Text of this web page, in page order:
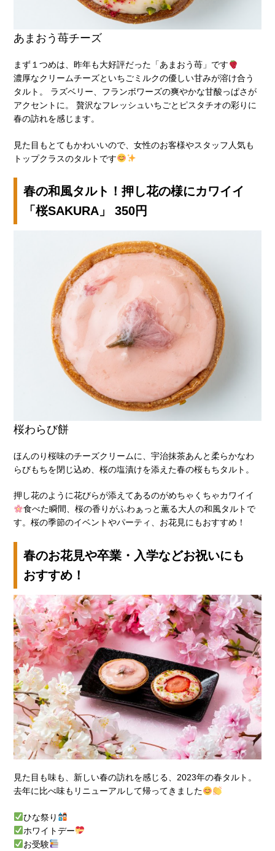
あまおう苺チーズ
まず１つめは、昨年も大好評だった「あまおう苺」です
濃厚なクリームチーズといちごミルクの優しい甘みが溶け合う
タルト。 ラズベリー、フランボワーズの爽やかな甘酸っぱさが
アクセントに。 贅沢なフレッシュいちごとピスタチオの彩りに
春の訪れを感じます。
見た目もとてもかわいいので、女性のお客様やスタッフ人気も
トップクラスのタルトです
春の和風タルト！押し花の様にカワイイ
「桜SAKURA」 350円
桜わらび餅
ほんのり桜味のチーズクリームに、宇治抹茶あんと柔らかなわ
らびもちを閉じ込め、桜の塩漬けを添えた春の桜もちタルト。
押し花のように花びらが添えてあるのがめちゃくちゃカワイイ
食べた瞬間、桜の香りがふわぁっと薫る大人の和風タルトで
す。桜の季節のイベントやパーティ、お花見にもおすすめ！
春のお花見や卒業・入学などお祝いにも
おすすめ！
見た目も味も、新しい春の訪れを感じる、2023年の春タルト。
去年に比べ味もリニューアルして帰ってきました
ひな祭り
ホワイトデー
お受験